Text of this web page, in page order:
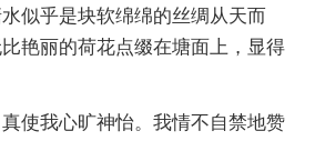
水似乎是块软绵绵的丝绸从天而
艳丽的荷花点缀在塘面上，显得
使我心旷神怡。我情不自禁地赞